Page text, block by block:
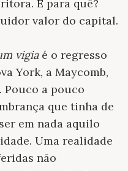
E para quê?
valor do capital.
vigiaé o regresso
York, a Maycomb,
Pouco a pouco
que tinha de
em nada aquilo
Uma realidade
não